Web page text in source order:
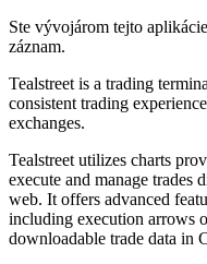
Ste vývojárom tejto
záznam.
Tealstreet is a trading
consistent trading
exchanges.
Tealstreet utilizes charts
execute and manage trades
web. It offers advanced
including execution arrows
downloadable trade data in